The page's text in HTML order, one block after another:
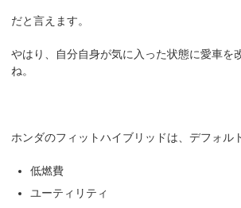
だと言えます。
やはり、自分自身が気に入った状態に愛車を
ね。
ホンダのフィットハイブリッドは、デフォル
低燃費
ユーティリティ